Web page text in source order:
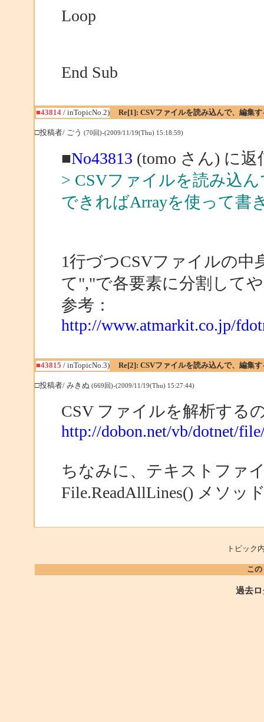
Loop
End Sub
■43814/ inTopicNo.2) Re[1]: CSVファイルを読み込んで、編集
□投稿者/ ごう (70回)-(2009/11/19(Thu) 15:18:59)
■No43813 (tomo さん) に返
> CSVファイルを読み込
できればArrayを使って書
1行づつCSVファイルの中
て","で各要素に分割して
参考：
http://www.atmarkit.co.jp/
■43815 / inTopicNo.3) Re[2]: CSVファイルを読み込んで、編集
□投稿者/ みきぬ (669回)-(2009/11/19(Thu) 15:27:44)
CSV ファイルを解析する
http://dobon.net/vb/dotnet/
ちなみに、テキストファ
File.ReadAllLines() メソッ
トピッ
こ
過去